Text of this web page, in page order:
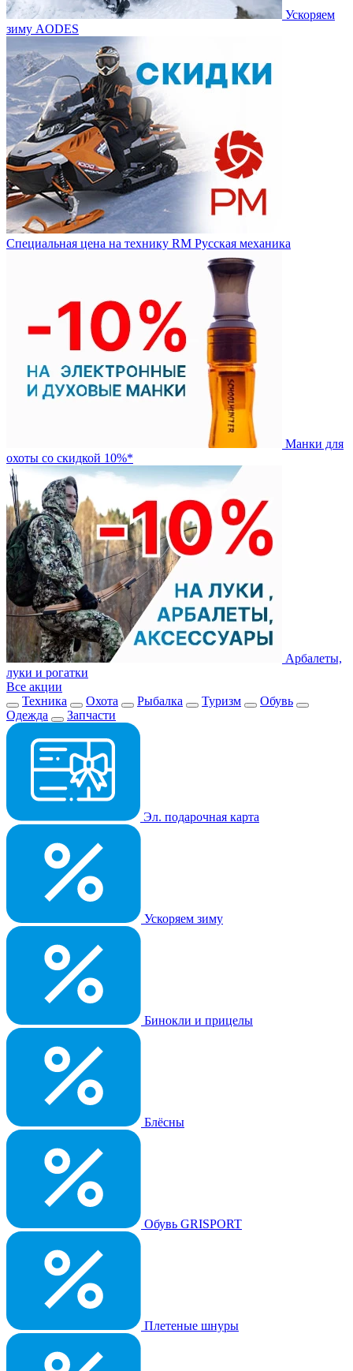
Ускоряем
зиму AODES
Специальная цена на технику RM Русская механика
Манки для
охоты со скидкой 10%*
Арбалеты,
луки и рогатки
Все акции
Техника
Охота Рыбалка Туризм
Обувь
Одежда
Запчасти
Эл. подарочная карта
Ускоряем зиму
Бинокли и прицелы
Блёсны
Обувь GRISPORT
Плетеные шнуры